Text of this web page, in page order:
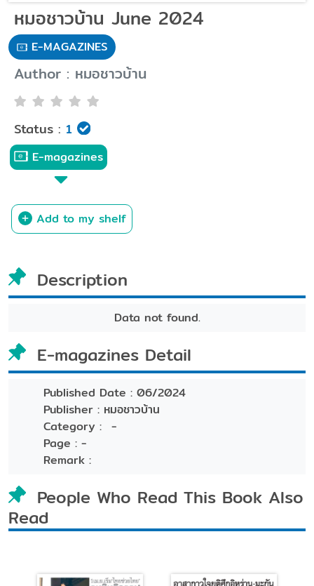
หมอชาวบ้าน June 2024
E-MAGAZINES
Author : หมอชาวบ้าน
Status : 1
E-magazines
Add to my shelf
Description
Data not found.
E-magazines Detail
Published Date : 06/2024
Publisher : หมอชาวบ้าน
Category : -
Page : -
Remark :
People Who Read This Book Also
Read